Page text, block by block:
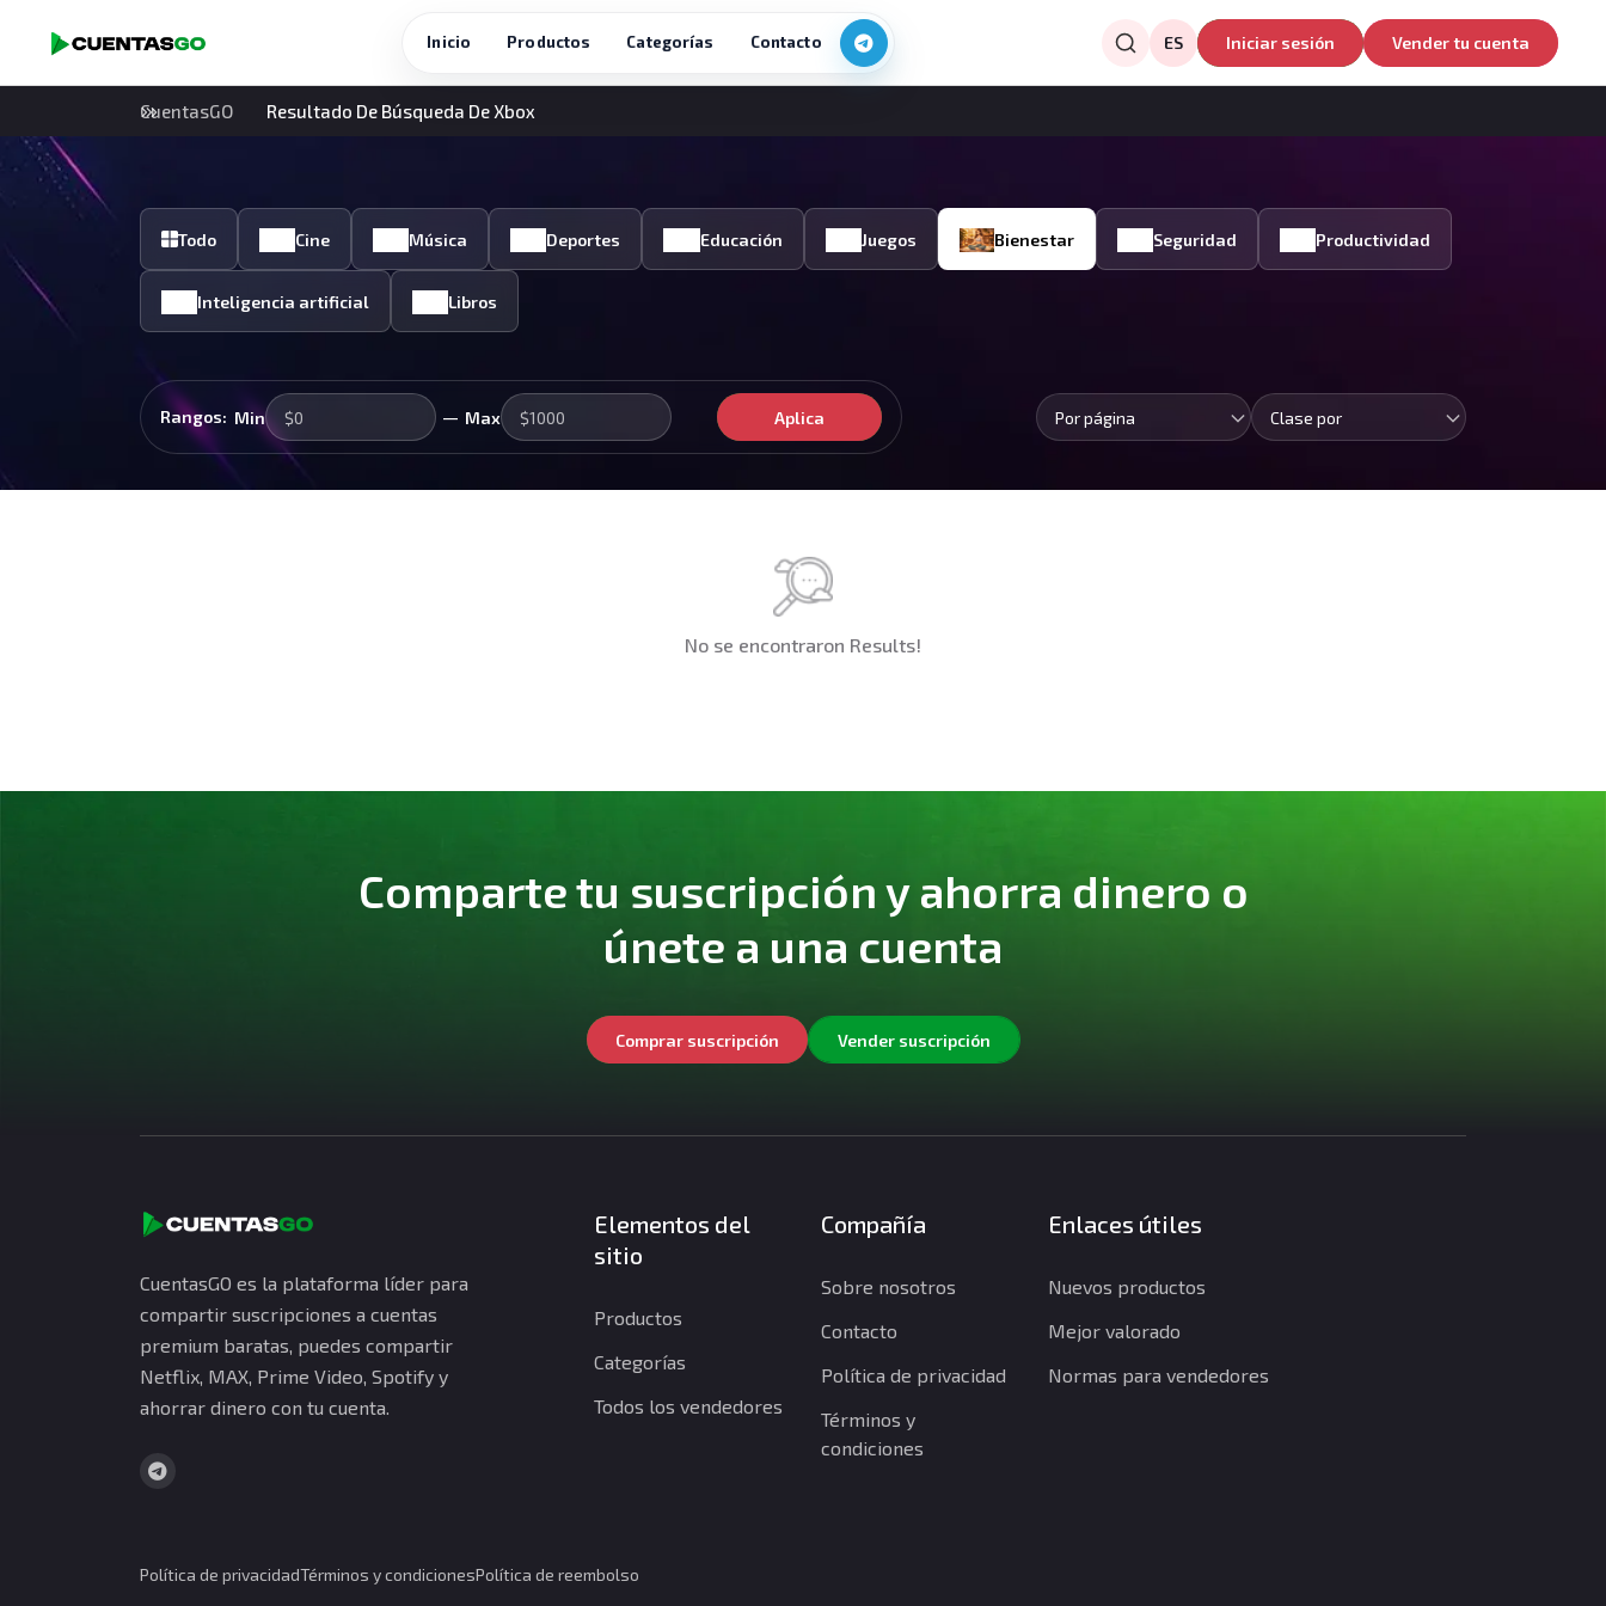
Inicio Productos Categorías Contacto ES Iniciar sesión Vender tu cuenta
CuentasGO Resultado De Búsqueda De Xbox
Todo Cine Música Deportes Educación Juegos Bienestar Seguridad Productividad
Inteligencia artificial Libros
Rangos: Min — Max Aplica Por página Clase por
No se encontraron Results!
Comparte tu suscripción y ahorra dinero o
únete a una cuenta
Comprar suscripción Vender suscripción
CuentasGO es la plataforma líder para
compartir suscripciones a cuentas
premium baratas, puedes compartir
Netflix, MAX, Prime Video, Spotify y
ahorrar dinero con tu cuenta.
Elementos del
sitio
Productos
Categorías
Todos los vendedores
Compañía
Sobre nosotros
Contacto
Política de privacidad
Términos y
condiciones
Enlaces útiles
Nuevos productos
Mejor valorado
Normas para vendedores
Política de privacidadTérminos y condicionesPolítica de reembolso